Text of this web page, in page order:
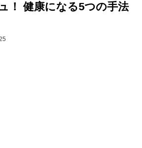
！ 健康になる5つの手法